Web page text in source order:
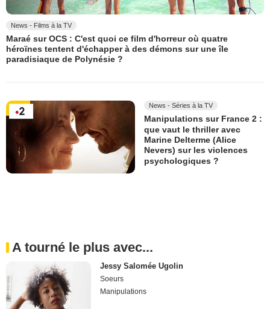
News - Films à la TV
Maraé sur OCS : C'est quoi ce film d'horreur où quatre
héroïnes tentent d'échapper à des démons sur une île
paradisiaque de Polynésie ?
News - Séries à la TV
Manipulations sur France 2 :
que vaut le thriller avec
Marine Delterme (Alice
Nevers) sur les violences
psychologiques ?
A tourné le plus avec...
Jessy Salomée Ugolin
Soeurs
Manipulations